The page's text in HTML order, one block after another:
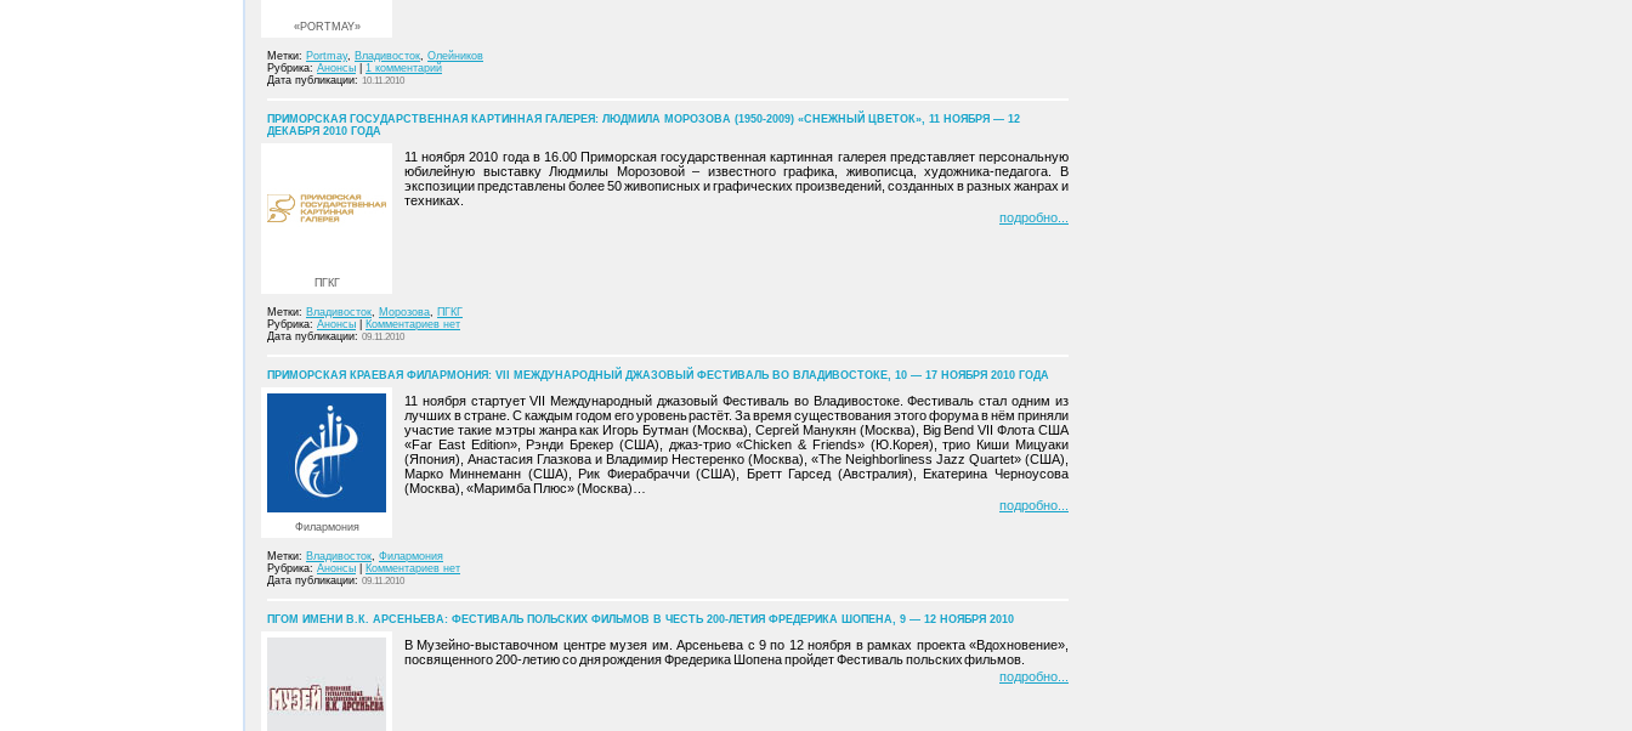
«PORTMAY»
Метки: Portmay, Владивосток, Олейников
Рубрика: Анонсы
1 комментарий
Дата публикации: 10.11.2010
ПРИМОРСКАЯ ГОСУДАРСТВЕННАЯ КАРТИННАЯ ГАЛЕРЕЯ: ЛЮДМИЛА МОРОЗОВА (1950-2009) «СНЕЖНЫЙ ЦВЕТОК», 11 НОЯБРЯ — 12
ДЕКАБРЯ 2010 ГОДА
ПГКГ
11 ноября 2010 года в 16.00 Приморская государственная картинная галерея представляет персональную
юбилейную выставку Людмилы Морозовой – известного графика, живописца, художника-педагога. В
экспозиции представлены более 50 живописных и графических произведений, созданных в разных жанрах и
техниках.
подробно
Метки: Владивосток, Морозова, ПГКГ
Рубрика: Анонсы
Комментариев нет
Дата публикации: 09.11.2010
ПРИМОРСКАЯ КРАЕВАЯ ФИЛАРМОНИЯ: VII МЕЖДУНАРОДНЫЙ ДЖАЗОВЫЙ ФЕСТИВАЛЬ ВО ВЛАДИВОСТОКЕ, 10 — 17 НОЯБРЯ 2010 ГОДА
Филармония
11 ноября стартует VII Международный джазовый Фестиваль во Владивостоке. Фестиваль стал одним из
лучших в стране. С каждым годом его уровень растёт. За время существования этого форума в нём приняли
участие такие мэтры жанра как Игорь Бутман (Москва), Сергей Манукян (Москва), Big Bend VII Флота США
«Far East Edition», Рэнди Брекер (США), джаз-трио «Chicken & Friends» (Ю.Корея), трио Киши Мицуаки
(Япония), Анастасия Глазкова и Владимир Нестеренко (Москва), «The Neighborliness Jazz Quartet» (США),
Марко Миннеманн (США), Рик Фиерабраччи (США), Бретт Гарсед (Австралия), Екатерина Черноусова
(Москва), «Маримба Плюс» (Москва)…
подробно
Метки: Владивосток, Филармония
Рубрика: Анонсы
Комментариев нет
Дата публикации: 09.11.2010
ПГОМ ИМЕНИ В.К. АРСЕНЬЕВА: ФЕСТИВАЛЬ ПОЛЬСКИХ ФИЛЬМОВ В ЧЕСТЬ 200-ЛЕТИЯ ФРЕДЕРИКА ШОПЕНА, 9 — 12 НОЯБРЯ 2010
В Музейно-выставочном центре музея им. Арсеньева с 9 по 12 ноября в рамках проекта «Вдохновение»,
посвященного 200-летию со дня рождения Фредерика Шопена пройдет Фестиваль польских фильмов.
подробно